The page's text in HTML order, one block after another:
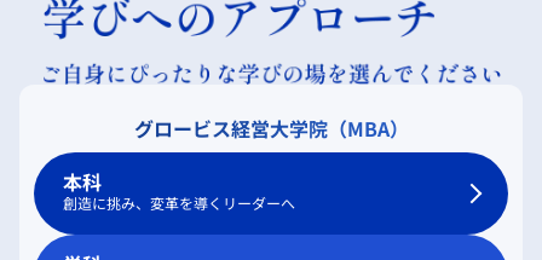
グロービス経営大学院（MBA）
本科
創造に挑み、変革を導くリーダーへ